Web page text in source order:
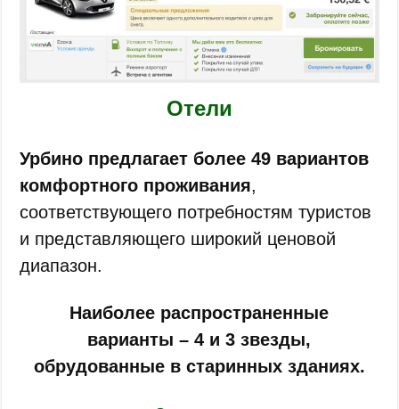
Отели
Урбино предлагает более 49 вариантов
комфортного проживания,
соответствующего потребностям туристов
и представляющего широкий ценовой
диапазон.
Наиболее распространенные
варианты – 4 и 3 звезды,
обрудованные в старинных зданиях.